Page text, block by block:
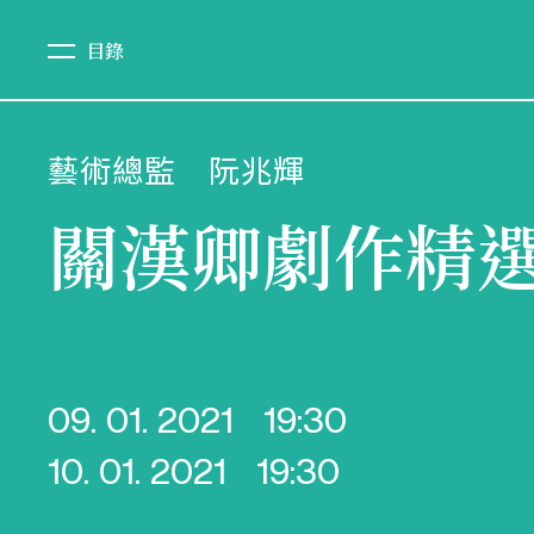
藝術總監 阮兆輝
關漢卿劇作精
09. 01. 2021
19:30
10. 01. 2021
19:30
目錄